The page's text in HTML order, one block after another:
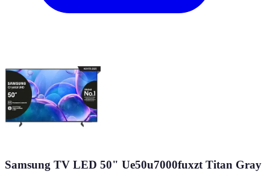
Samsung TV LED 50" Ue50u7000fuxzt Titan Gray